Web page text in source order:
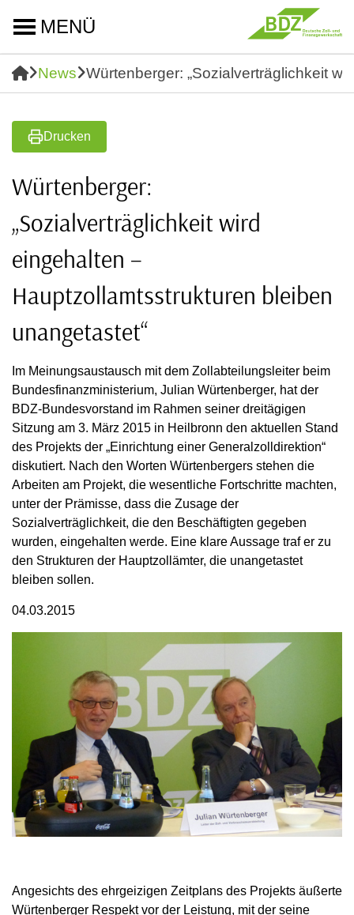
MENÜ
News Würtenberger: „Sozialverträglichkeit
Drucken
Würtenberger:
„Sozialverträglichkeit wird
eingehalten –
Hauptzollamtsstrukturen bleiben
unangetastet“
Im Meinungsaustausch mit dem Zollabteilungsleiter beim
Bundesfinanzministerium, Julian Würtenberger, hat der
BDZ-Bundesvorstand im Rahmen seiner dreitägigen
Sitzung am 3. März 2015 in Heilbronn den aktuellen Stand
des Projekts der „Einrichtung einer Generalzolldirektion“
diskutiert. Nach den Worten Würtenbergers stehen die
Arbeiten am Projekt, die wesentliche Fortschritte machten,
unter der Prämisse, dass die Zusage der
Sozialverträglichkeit, die den Beschäftigten gegeben
wurden, eingehalten werde. Eine klare Aussage traf er zu
den Strukturen der Hauptzollämter, die unangetastet
bleiben sollen.
04.03.2015
Angesichts des ehrgeizigen Zeitplans des Projekts äußerte
Würtenberger Respekt vor der Leistung, mit der seine